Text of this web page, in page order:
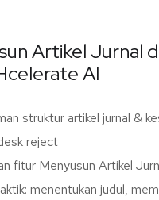
Artikel Jurnal
AI
struktur artikel jurnal &
reject
fitur Menyusun Artikel
menentukan judul,